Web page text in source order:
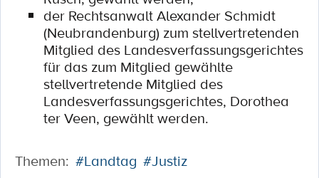
der Rechtsanwalt Alexander Schmidt
(Neubrandenburg) zum stellvertretenden
Mitglied des Landesverfassungsgerichtes
für das zum Mitglied gewählte
stellvertretende Mitglied des
Landesverfassungsgerichtes, Dorothea
ter Veen, gewählt werden.
Themen: #Landtag #Justiz